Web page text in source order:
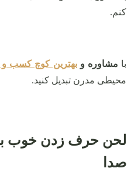
کنم.
با مشاوره وبهترین کوچ کسب و
محیطی مدرن تبدیل کنید.
لحن حرف زدن خوب به
صدا